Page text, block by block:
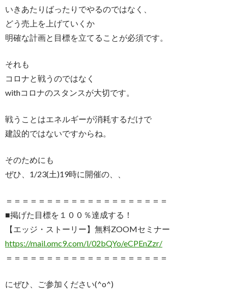
いきあたりばったりでやるのではなく、
どう売上を上げていくか
明確な計画と目標を立てることが必須です。
それも
コロナと戦うのではなく
withコロナのスタンスが大切です。
戦うことはエネルギーが消耗するだけで
建設的ではないですからね。
そのためにも
ぜひ、1/23(土)19時に開催の、、
＝＝＝＝＝＝＝＝＝＝＝＝＝＝＝＝＝＝＝＝
■掲げた目標を１００％達成する！
【エッジ・ストーリー】無料ZOOMセミナー
https://mail.omc9.com/l/02bQYo/eCPEnZzr/
＝＝＝＝＝＝＝＝＝＝＝＝＝＝＝＝＝＝＝＝
にぜひ、ご参加ください(^o^)